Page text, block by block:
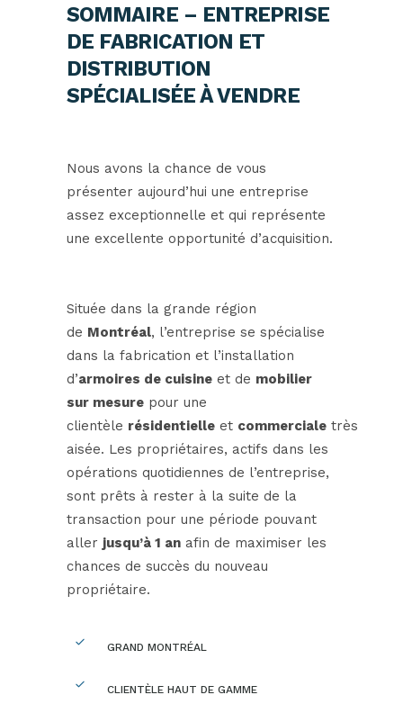
SOMMAIRE – ENTREPRISE
DE FABRICATION ET
DISTRIBUTION
SPÉCIALISÉE À VENDRE
Nous avons la chance de vous
présenter aujourd’hui une entreprise
assez exceptionnelle et qui représente
une excellente opportunité d’acquisition.
Située dans la grande région
de Montréal, l’entreprise se spécialise
dans la fabrication et l’installation
d’armoires de cuisine et de mobilier
sur mesure pour une
clientèle résidentielle et commerciale très
aisée. Les propriétaires, actifs dans les
opérations quotidiennes de l’entreprise,
sont prêts à rester à la suite de la
transaction pour une période pouvant
aller jusqu’à 1 an afin de maximiser les
chances de succès du nouveau
propriétaire.
GRAND MONTRÉAL
CLIENTÈLE HAUT DE GAMME